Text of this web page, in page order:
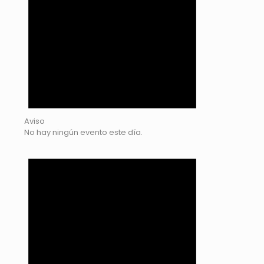
Aviso
No hay ningún evento este día.